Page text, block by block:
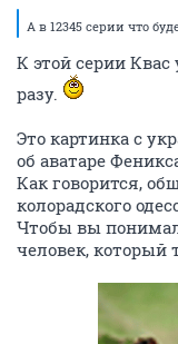
А в 12345 серии что
К этой серии
разу.
Это картинка с
об аватаре
Как говорится,
колорадского
Чтобы вы
человек, который